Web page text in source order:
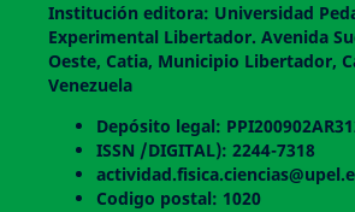
Institución editora: Universidad
Experimental Libertador. Avenida
Oeste, Catia, Municipio Libertador,
Venezuela
Depósito legal:
ISSN /DIGITAL): 2244-7318
Codigo postal: 1020